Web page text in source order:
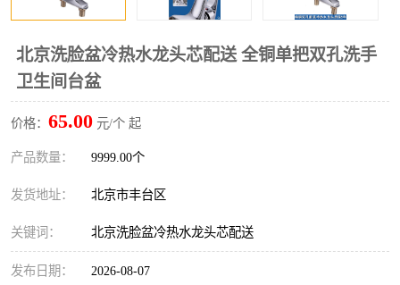
北京洗脸盆冷热水龙头芯配送 全铜单把双孔洗手
卫生间台盆
价格： 65.00 元/个 起
产品数量： 9999.00个
发货地址： 北京市丰台区
关键词： 北京洗脸盆冷热水龙头芯配送
发布日期： 2026-08-07